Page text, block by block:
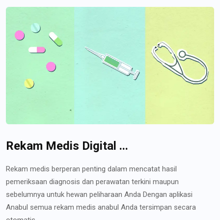
Rekam Medis Digital ...
Rekam medis berperan penting dalam mencatat hasil
pemeriksaan diagnosis dan perawatan terkini maupun
sebelumnya untuk hewan peliharaan Anda Dengan aplikasi
Anabul semua rekam medis anabul Anda tersimpan secara